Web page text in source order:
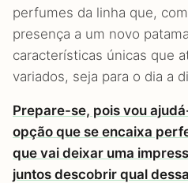
perfumes da linha que,
presença a um novo
características únicas que
variados, seja para o dia a
Prepare-se, pois vou
opção que se encaixa
que vai deixar uma
juntos descobrir qual